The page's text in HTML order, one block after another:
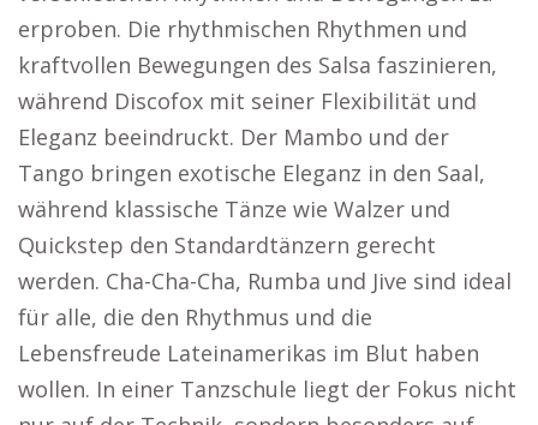
erproben. Die rhythmischen Rhythmen und
kraftvollen Bewegungen des Salsa faszinieren,
während Discofox mit seiner Flexibilität und
Eleganz beeindruckt. Der Mambo und der
Tango bringen exotische Eleganz in den Saal,
während klassische Tänze wie Walzer und
Quickstep den Standardtänzern gerecht
werden. Cha-Cha-Cha, Rumba und Jive sind ideal
für alle, die den Rhythmus und die
Lebensfreude Lateinamerikas im Blut haben
wollen. In einer Tanzschule liegt der Fokus nicht